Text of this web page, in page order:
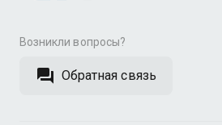
Возникли вопросы?
Обратная связь